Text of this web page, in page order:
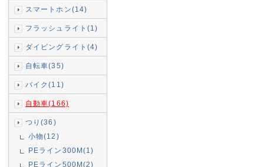
スマートホン(14)
フラッシュライト(1)
ダイビングライト(4)
自転車(35)
バイク(11)
自動車(166)
つり(36)
小物(12)
PEライン300M(1)
PEライン500M(2)